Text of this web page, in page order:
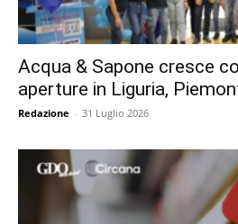
Acqua & Sapone cresce
aperture in Liguria,
Redazione - 31 Luglio 2026